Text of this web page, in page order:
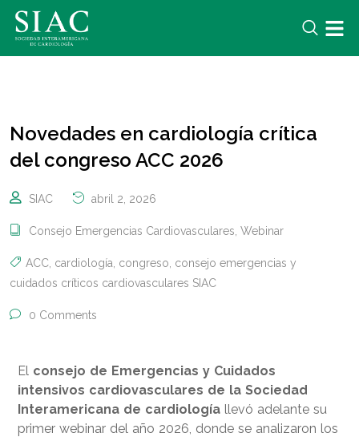
Novedades en cardiología crítica
del congreso ACC 2026
SIAC abril 2, 2026
Consejo Emergencias Cardiovasculares Webinar
ACC cardiología congreso consejo emergencias y
cuidados críticos cardiovasculares SIAC
0 Comments
El consejo de Emergencias y Cuidados
intensivos cardiovasculares de la Sociedad
Interamericana de cardiología llevó adelante su
primer webinar del año 2026, donde se analizaron los